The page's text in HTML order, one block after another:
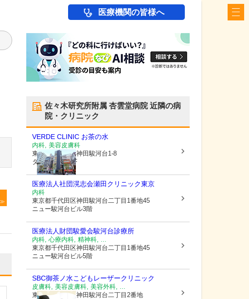
医療機関の皆様へ
佐々木研究所附属 杏雲堂病院近隣の病
院・クリニック
VERDE CLINIC お茶の水
内科, 美容皮膚科
東京都千代田区神田駿河台1-8
タニグチビル5F
医療法人社団滉志会瀬田クリニック東京
内科
東京都千代田区神田駿河台二丁目1番地45
ニュー駿河台ビル3階
医療法人財団駿愛会駿河台診療所
内科, 心療内科, 精神科, ...
東京都千代田区神田駿河台二丁目1番地45
ニュー駿河台ビル5階
SBC御茶ノ水こどもレーザークリニック
皮膚科, 美容皮膚科, 美容外科, ...
東京都千代田区神田駿河台二丁目2番地